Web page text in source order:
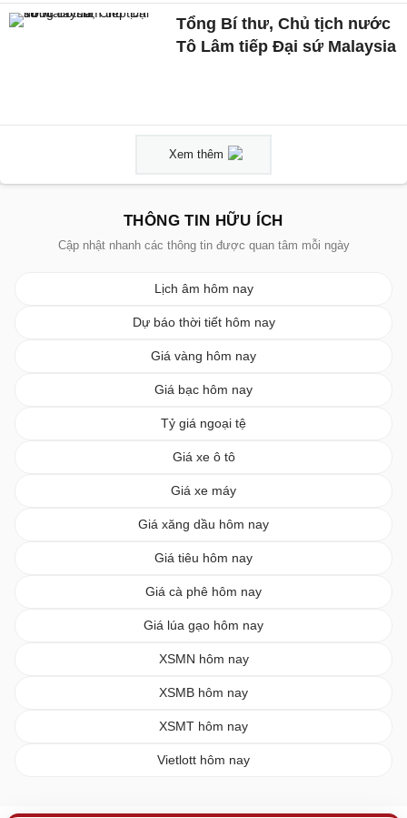
Tổng Bí thư, Chủ tịch nước
Tô Lâm tiếp Đại sứ Malaysia
Xem thêm
THÔNG TIN HỮU ÍCH
Cập nhật nhanh các thông tin được quan tâm mỗi ngày
Lịch âm hôm nay
Dự báo thời tiết hôm nay
Giá vàng hôm nay
Giá bạc hôm nay
Tỷ giá ngoại tệ
Giá xe ô tô
Giá xe máy
Giá xăng dầu hôm nay
Giá tiêu hôm nay
Giá cà phê hôm nay
Giá lúa gạo hôm nay
XSMN hôm nay
XSMB hôm nay
XSMT hôm nay
Vietlott hôm nay